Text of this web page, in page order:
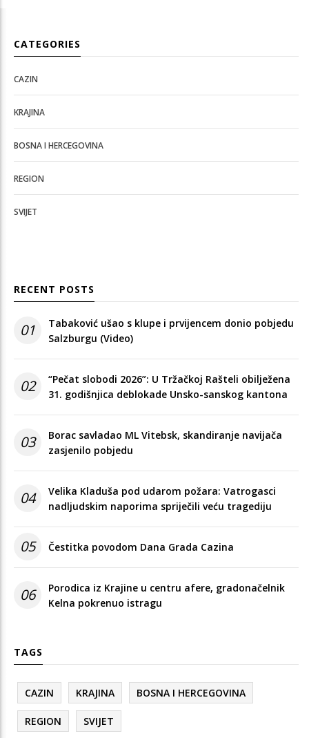
CATEGORIES
CAZIN
KRAJINA
BOSNA I HERCEGOVINA
REGION
SVIJET
RECENT POSTS
01
Tabaković ušao s klupe i prvijencem donio pobjedu
Salzburgu (Video)
02
“Pečat slobodi 2026”: U Tržačkoj Rašteli obilježena
31. godišnjica deblokade Unsko-sanskog kantona
03
Borac savladao ML Vitebsk, skandiranje navijača
zasjenilo pobjedu
04
Velika Kladuša pod udarom požara: Vatrogasci
nadljudskim naporima spriječili veću tragediju
05 Čestitka povodom Dana Grada Cazina
06
Porodica iz Krajine u centru afere, gradonačelnik
Kelna pokrenuo istragu
TAGS
CAZIN KRAJINA BOSNA I HERCEGOVINA
REGION SVIJET